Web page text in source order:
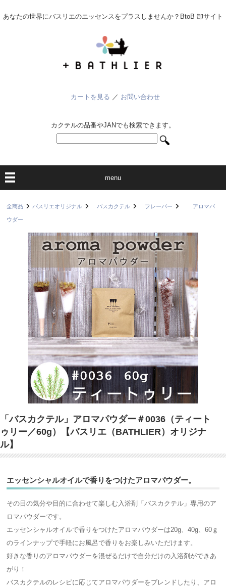
あなたの世界にバスリエのエッセンスをプラスしませんか？BtoB 卸サイト
カートを見る ／ お問い合わせ
カクテルの品番やJANでも検索できます。
menu
全商品 バスリエオリジナル バスカクテル フレーバー アロマパ
ウダー
「バスカクテル」アロマパウダー＃0036（ティート
ゥリー／60g）【バスリエ（BATHLIER）オリジナ
ル】
エッセンシャルオイルで香りをつけたアロマパウダー。
その日の気分や目的に合わせて楽しむ入浴剤「バスカクテル」専用のア
ロマパウダーです。
エッセンシャルオイルで香りをつけたアロマパウダーは20g、40g、60ｇ
のラインナップで手軽にお風呂で香りをお楽しみいただけます。
好きな香りのアロマパウダーを混ぜるだけで自分だけの入浴剤ができあ
がり！
バスカクテルのレシピに応じてアロマパウダーをブレンドしたり、アロ